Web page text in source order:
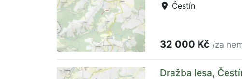
Čestín
32 000 Kč /za
Dražba lesa,